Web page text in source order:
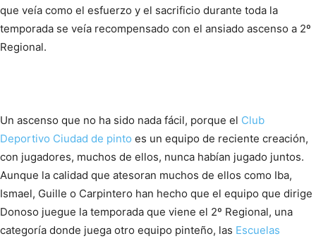
que veía como el esfuerzo y el sacrificio durante toda la
temporada se veía recompensado con el ansiado ascenso a 2º
Regional.
Un ascenso que no ha sido nada fácil, porque el Club
Deportivo Ciudad de pinto es un equipo de reciente creación,
con jugadores, muchos de ellos, nunca habían jugado juntos.
Aunque la calidad que atesoran muchos de ellos como Iba,
Ismael, Guille o Carpintero han hecho que el equipo que dirige
Donoso juegue la temporada que viene el 2º Regional, una
categoría donde juega otro equipo pinteño, las Escuelas